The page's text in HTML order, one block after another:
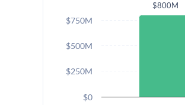
$800M
$0
$250M
$500M
$750M